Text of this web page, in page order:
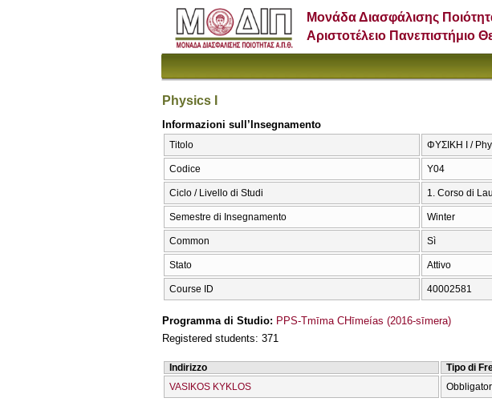
Μονάδα Διασφάλισης
Αριστοτέλειο Πανεπιστήμιο
Physics I
Informazioni sull’Insegnamento
Titolo ΦΥΣΙΚΗ Ι /
Codice Υ04
Ciclo / Livello di Studi 1. Corso di
Semestre di Insegnamento Winter
Common Sì
Stato Attivo
Course ID 40002581
Programma di Studio: PPS-Tmīma CΗīmeías (2016-sīmera)
Registered students: 371
Indirizzo Tipo di
VASIKOS KYKLOS